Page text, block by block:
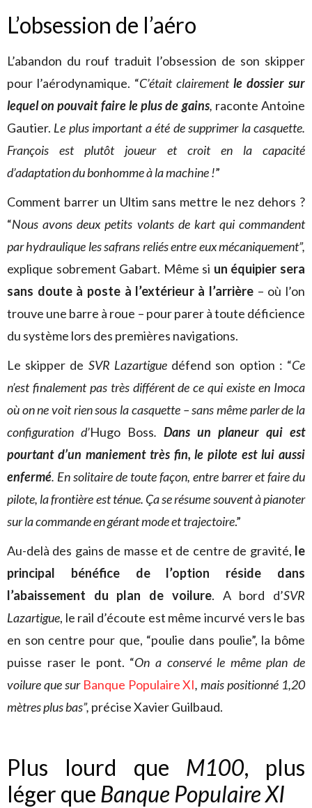
L’obsession de l’aéro
L’abandon du rouf traduit l’obsession de son skipper
pour l’aérodynamique. “C’était clairement le dossier sur
lequel on pouvait faire le plus de gains, raconte Antoine
Gautier. Le plus important a été de supprimer la casquette.
François est plutôt joueur et croit en la capacité
d’adaptation du bonhomme à la machine!”
Comment barrer un Ultim sans mettre le nez dehors ?
“Nous avons deux petits volants de kart qui commandent
par hydraulique les safrans reliés entre eux mécaniquement”,
explique sobrement Gabart. Même si un équipier sera
sans doute à poste à l’extérieur à l’arrière– où l’on
trouve une barre à roue – pour parer à toute déficience
du système lors des premières navigations.
Le skipper de SVR Lazartiguedéfend son option : “Ce
n’est finalement pas très différent de ce qui existe en Imoca
où on ne voit rien sous la casquette – sans même parler de la
configuration d’Hugo Boss. Dans un planeur qui est
pourtant d’un maniement très fin, le pilote est lui aussi
enfermé. En solitaire de toute façon, entre barrer et faire du
pilote, la frontière est ténue. Ça se résume souvent à pianoter
sur la commande en gérant mode et trajectoire.”
Au-delà des gains de masse et de centre de gravité, le
principal bénéfice de l’option réside dans
l’abaissement du plan de voilure. A bord d’SVR
Lazartigue, le rail d’écoute est même incurvé vers le bas
en son centre pour que, “poulie dans poulie”, la bôme
puisse raser le pont. “On a conservé le même plan de
voilure que sur Banque Populaire XI, mais positionné 1,20
mètres plus bas”, précise Xavier Guilbaud.
Plus lourd que M100, plus
léger que Banque Populaire XI